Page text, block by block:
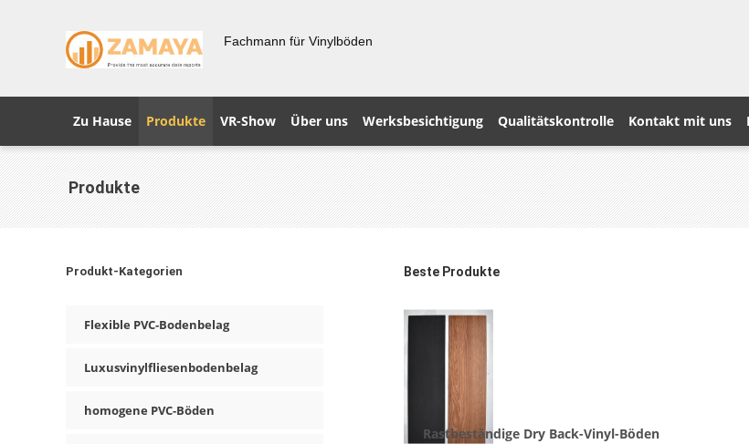
Fachmann für Vinylböden
Zu Hause Produkte VR-Show Über uns Werksbesichtigung Qualitätskontrolle Kontakt mit uns
Produkte
Produkt-Kategorien
Flexible PVC-Bodenbelag
Luxusvinylfliesenbodenbelag
homogene PVC-Böden
Beste Produkte
Rastbeständige Dry Back-Vinyl-Böden